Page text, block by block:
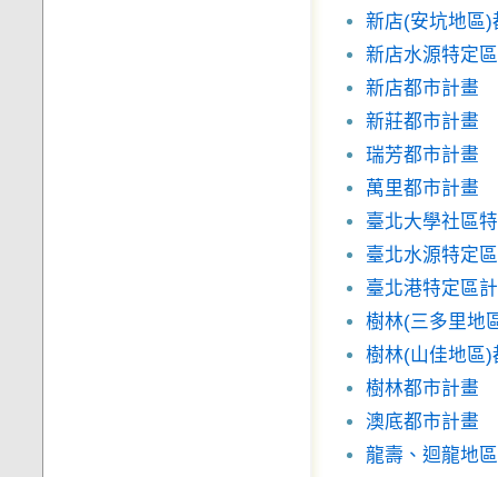
新店(安坑地區)
新店水源特定
新店都市計畫
新莊都市計畫
瑞芳都市計畫
萬里都市計畫
臺北大學社區
臺北水源特定
臺北港特定區
樹林(三多里地
樹林(山佳地區)
樹林都市計畫
澳底都市計畫
龍壽、迴龍地